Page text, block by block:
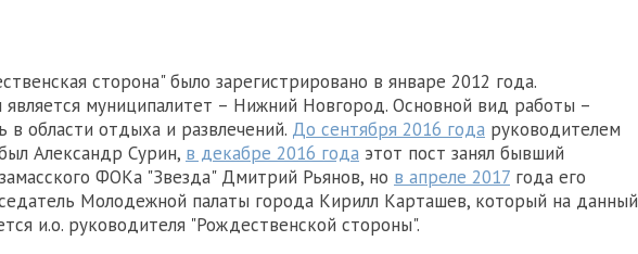
сторона" было зарегистрировано в январе 2012 года.
муниципалитет – Нижний Новгород. Основной вид работы –
в области отдыха и развлечений. До сентября 2016 года руководителем
Александр Сурин, в декабре 2016 года этот пост занял бывший
ФОКа "Звезда" Дмитрий Рьянов, но в апреле 2017 года его
Молодежной палаты города Кирилл Карташев, который на данный
и.о. руководителя "Рождественской стороны".